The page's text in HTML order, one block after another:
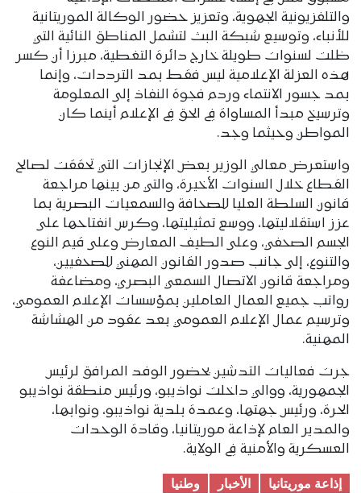
والتلفزيونية الجهوية، وتعزيز حضور الوكالة الموريتانية
للأنباء، وتوسيع شبكة البث لتشمل المناطق النائية التي
ظلت لسنوات طويلة خارج دائرة التغطية، مبرزا أن كسر
هذه العزلة الإعلامية ليس فقط بمد الترددات، وإنما
بمد جسور الانتماء وردم فجوة النفاذ إلى المعلومة
وترسيخ مبدأ المساواة في الحق في الإعلام أينما كان
المواطن وحيثما وجد.
واستعرض معالي الوزير بعض الإنجازات التي تحققت لصالح
القطاع خلال السنوات الأخيرة، والتي من بينها مراجعة
قانون السلطة العليا للصحافة والسمعيات البصرية بما
عزز استقلاليتها، ووسع تمثيليتها، وكرس انفتاحها على
الجسم الصحفي، وعلى الطيف المعارض وعلى قيم النوع
والتنوع، إلى جانب صدور القانون المهني للصحفيين،
ومراجعة قانون الاتصال السمعي البصري، ومضاعفة
رواتب جميع العمال العاملين بمؤسسات الإعلام العمومي،
وترسيم عمال الإعلام العمومي بعد عقود من الهشاشة
المهنية.
جرت فعاليات التدشين بحضور الوفد المرافق لرئيس
الجمهورية، ووالي داخلت نواذيبو، ورئيس منطقة نواذيبو
الحرة، ورئيس جهتها، وعمدة بلدية نواذيبو، ونوابها،
والمدير العام لإذاعة موريتانيا، وقادة الوحدات
العسكرية والأمنية في الولاية.
إذاعة موريتانيا الأخبار
وطنیا